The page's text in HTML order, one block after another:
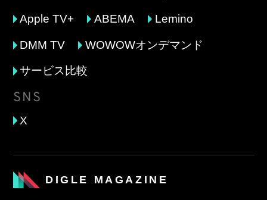
DIGLE MAGAZINE
Apple TV+ ABEMA Lemino
DMM TV WOWOWオンデマンド
サービス比較
SNS
X